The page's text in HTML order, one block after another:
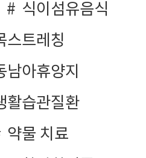
식이섬유음식
스트레칭
남아휴양지
활습관질환
약물 치료